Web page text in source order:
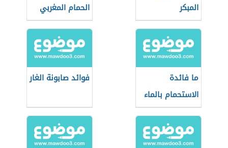
المبكر
الحمام المغربي
ما فائدة
الاستحمام بالماء
البارد
فوائد صابونة الغار